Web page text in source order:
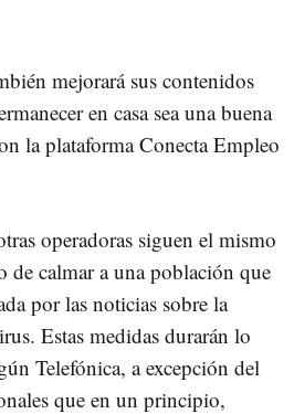
mejorará sus contenidos
en casa sea una buena
la plataforma Conecta Empleo
operadoras siguen el mismo
de calmar a una población que
por las noticias sobre la
Estas medidas durarán lo
Telefónica, a excepción del
que en un principio,